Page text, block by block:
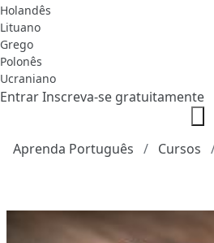
Holandês
Lituano
Grego
Polonês
Ucraniano
EntrarInscreva-se gratuitamente
Aprenda Português Cursos